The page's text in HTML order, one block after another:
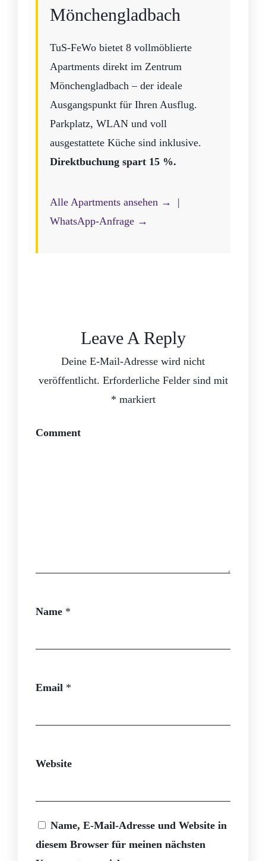
Mönchengladbach
TuS-FeWo bietet 8 vollmöblierte
Apartments direkt im Zentrum
Mönchengladbach – der ideale
Ausgangspunkt für Ihren Ausflug.
Parkplatz, WLAN und voll
ausgestattete Küche sind inklusive.
Direktbuchung spart 15 %.
Alle Apartments ansehen →
|
WhatsApp-Anfrage →
Leave A Reply
Deine E-Mail-Adresse wird nicht
veröffentlicht. Erforderliche Felder sind mit
* markiert
Comment
Name *
Email *
Website
Name, E-Mail-Adresse und Website in
diesem Browser für meinen nächsten